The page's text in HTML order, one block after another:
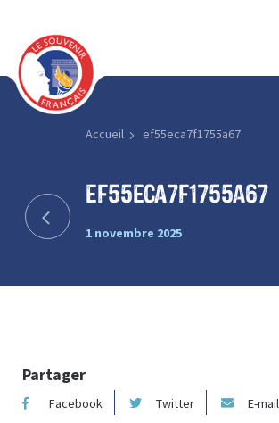
Accueil ef55eca7f1755a67
ef55eca7f1755a67
1 novembre 2025
Partager
Facebook Twitter E-mail